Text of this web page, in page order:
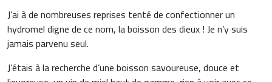
J’ai à de nombreuses reprises tenté de confectionner un
hydromel digne de ce nom, la boisson des dieux ! Je n’y suis
jamais parvenu seul.
J’étais à la recherche d’une boisson savoureuse, douce et